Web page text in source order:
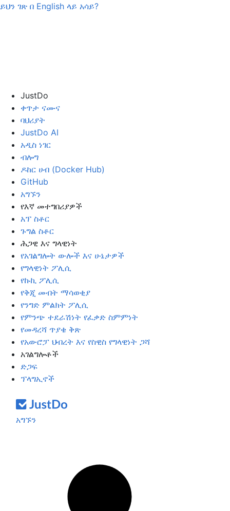
ይህን ገጽ በ English ላይ አሳይ?
JustDo
ቀጥታ ናሙና
ባህሪያት
JustDo AI
አዲስ ነገር
ብሎግ
ዶከር ሀብ (Docker Hub)
GitHub
አግኙን
የእኛ መተግበሪያዎች
አፕ ስቶር
ጉግል ስቶር
ሕጋዊ እና ግላዊነት
የአገልግሎት ውሎች እና ሁኔታዎች
የግላዊነት ፖሊሲ
የኩኪ ፖሊሲ
የቅጂ መብት ማሳወቂያ
የንግድ ምልክት ፖሊሲ
የምንጭ ተደራሽነት የፈቃድ ስምምነት
የመዳረሻ ጥያቄ ቅጽ
የአውሮፓ ህብረት እና የስዊስ የግላዊነት ጋሻ
አገልግሎቶች
ድጋፍ
ፕላግኢኖች
አግኙን